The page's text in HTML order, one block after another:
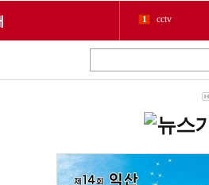
1 cctv
3
chlwntjd
4 22
7
源
泥
9
二쇱감
紐⑦